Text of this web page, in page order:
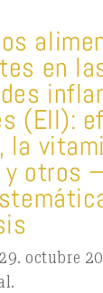
en
(EII):
la
y otros
octubre